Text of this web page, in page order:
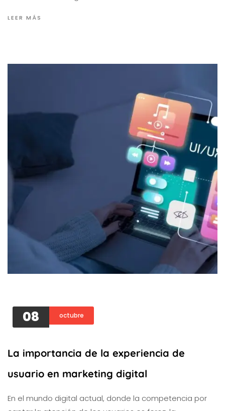
LEER MÁS
08 octubre
La importancia de la experiencia de
usuario en marketing digital
En el mundo digital actual, donde la competencia por